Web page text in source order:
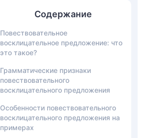
Содержание
Повествовательное
восклицательное предложение: что
это такое?
Грамматические признаки
повествовательного
восклицательного предложения
Особенности повествовательного
восклицательного предложения на
примерах